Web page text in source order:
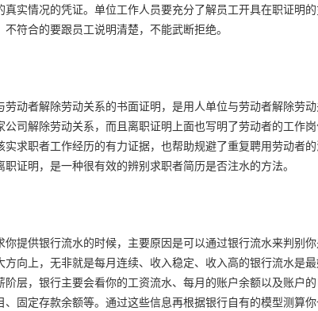
实情况的凭证。单位工作人员要充分了解员工开具在职证明
符合的要跟员工说明清楚，不能武断拒绝。
劳动者解除劳动关系的书面证明，是用人单位与劳动者解除劳
司解除劳动关系，而且离职证明上面也写明了劳动者的工作
实求职者工作经历的有力证据，也帮助规避了重复聘用劳动者
证明，是一种很有效的辨别求职者简历是否注水的方法。
你提供银行流水的时候，主要原因是可以通过银行流水来判别
方向上，无非就是每月连续、收入稳定、收入高的银行流水是
阶层，银行主要会看你的工资流水、每月的账户余额以及账户
固定存款余额等。通过这些信息再根据银行自有的模型测算